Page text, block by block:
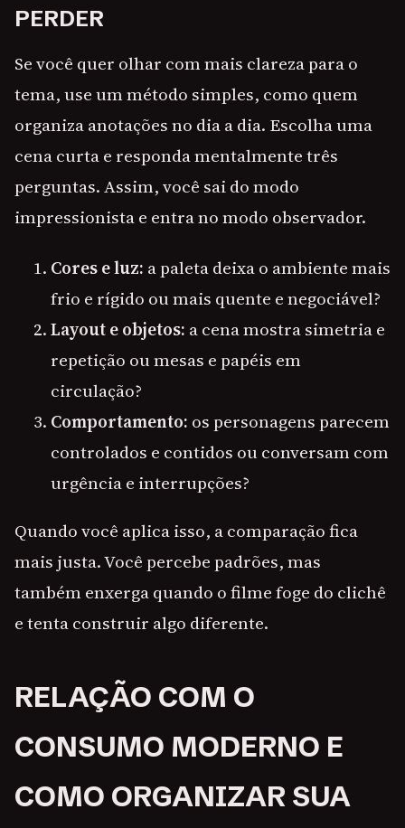
PERDER
Se você quer olhar com mais clareza para o
tema, use um método simples, como quem
organiza anotações no dia a dia. Escolha uma
cena curta e responda mentalmente três
perguntas. Assim, você sai do modo
impressionista e entra no modo observador.
Cores e luz: a paleta deixa o ambiente mais
frio e rígido ou mais quente e negociável?
Layout e objetos: a cena mostra simetria e
repetição ou mesas e papéis em
circulação?
Comportamento: os personagens parecem
controlados e contidos ou conversam com
urgência e interrupções?
Quando você aplica isso, a comparação fica
mais justa. Você percebe padrões, mas
também enxerga quando o filme foge do clichê
e tenta construir algo diferente.
RELAÇÃO COM O
CONSUMO MODERNO E
COMO ORGANIZAR SUA